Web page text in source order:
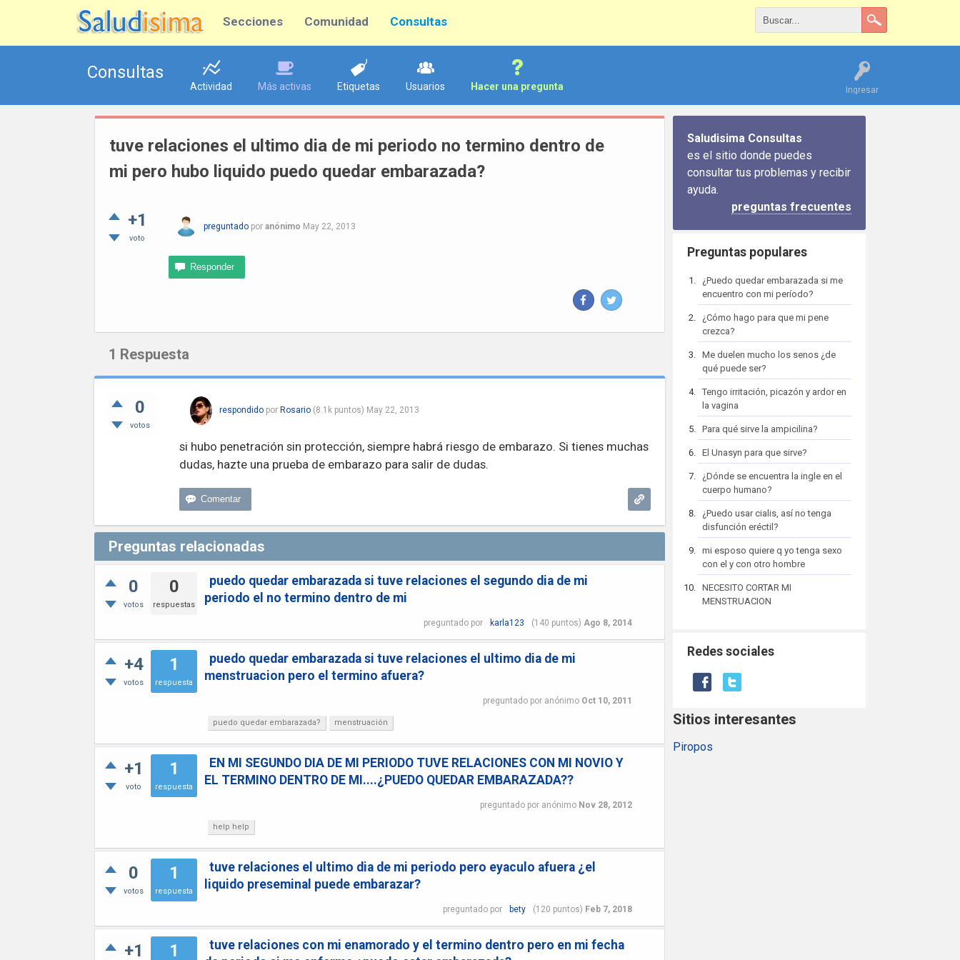
Secciones Comunidad Consultas
Ingresar
Consultas
Actividad Más activas Etiquetas Usuarios Hacer una pregunta
tuve relaciones el ultimo dia de mi periodo no termino dentro de
mi pero hubo liquido puedo quedar embarazada?
+1
voto
preguntado por anónimo May 22, 2013
1 Respuesta
0
votos
respondido por Rosario (8.1kpuntos) May 22, 2013
si hubo penetración sin protección, siempre habrá riesgo de embarazo. Si tienes muchas
dudas, hazte una prueba de embarazo para salir de dudas.
Preguntas relacionadas
0
votos
0
respuestas
puedo quedar embarazada si tuve relaciones el segundo dia de mi
periodo el no termino dentro de mi
preguntado por karla123 (140 puntos) Ago 8, 2014
+4
votos
1
respuesta
puedo quedar embarazada si tuve relaciones el ultimo dia de mi
menstruacion pero el termino afuera?
preguntado por anónimo Oct 10, 2011
puedo quedar embarazada? menstruación
+1
voto
1
respuesta
EN MI SEGUNDO DIA DE MI PERIODO TUVE RELACIONES CON MI NOVIO Y
EL TERMINO DENTRO DE MI....¿PUEDO QUEDAR EMBARAZADA??
preguntado por anónimo Nov 28, 2012
help help
0
votos
1
respuesta
tuve relaciones el ultimo dia de mi periodo pero eyaculo afuera ¿el
liquido preseminal puede embarazar?
preguntado por bety (120 puntos) Feb 7, 2018
+1 1
tuve relaciones con mi enamorado y el termino dentro pero en mi fecha
Saludisima Consultas
es el sitio donde puedes
consultar tus problemas y recibir
ayuda.
preguntas frecuentes
Preguntas populares
¿Puedo quedar embarazada si me
encuentro con mi período?
¿Cómo hago para que mi pene
crezca?
Me duelen mucho los senos ¿de
qué puede ser?
Tengo irritación, picazón y ardor en
la vagina
Para qué sirve la ampicilina?
El Unasyn para que sirve?
¿Dónde se encuentra la ingle en el
cuerpo humano?
¿Puedo usar cialis, así no tenga
disfunción eréctil?
mi esposo quiere q yo tenga sexo
con el y con otro hombre
NECESITO CORTAR MI
MENSTRUACION
Redes sociales
Sitios interesantes
Piropos